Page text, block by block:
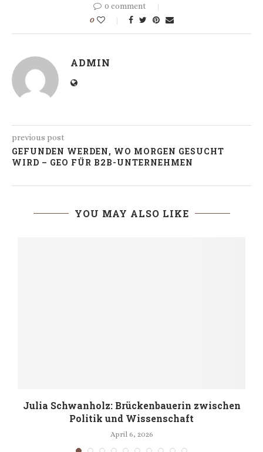
0 comment
0
ADMIN
previous post
GEFUNDEN WERDEN, WO MORGEN GESUCHT
WIRD – GEO FÜR B2B-UNTERNEHMEN
YOU MAY ALSO LIKE
Julia Schwanholz: Brückenbauerin zwischen
Politik und Wissenschaft
April 6, 2026